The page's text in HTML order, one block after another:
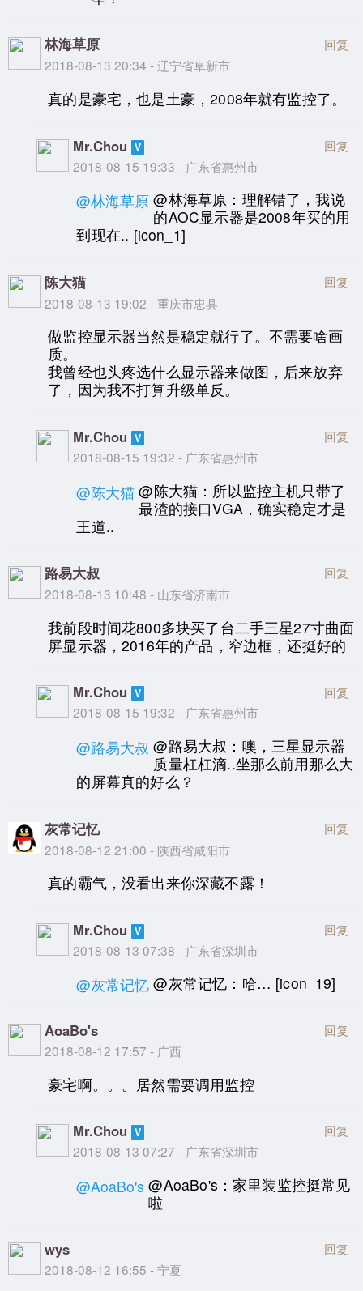
林海草原
2018-08-13 20:34 - 辽宁省阜新市
回复
真的是豪宅，也是土豪，2008年就有监控了。
Mr.Chou
2018-08-15 19:33 - 广东省惠州市
回复
@林海草原 @林海草原：理解错了，我说
的AOC显示器是2008年买的用
到现在.. [icon_1]
陈大猫
2018-08-13 19:02 - 重庆市忠县
回复
做监控显示器当然是稳定就行了。不需要啥画
质。
我曾经也头疼选什么显示器来做图，后来放弃
了，因为我不打算升级单反。
Mr.Chou
2018-08-15 19:32 - 广东省惠州市
回复
@陈大猫 @陈大猫：所以监控主机只带了
最渣的接口VGA，确实稳定才是
王道..
路易大叔
2018-08-13 10:48 - 山东省济南市
回复
我前段时间花800多块买了台二手三星27寸曲面
屏显示器，2016年的产品，窄边框，还挺好的
Mr.Chou
2018-08-15 19:32 - 广东省惠州市
回复
@路易大叔 @路易大叔：噢，三星显示器
质量杠杠滴..坐那么前用那么大
的屏幕真的好么？
灰常记忆
2018-08-12 21:00 - 陕西省咸阳市
回复
真的霸气，没看出来你深藏不露！
Mr.Chou
2018-08-13 07:38 - 广东省深圳市
回复
@灰常记忆 @灰常记忆：哈… [icon_19]
AoaBo's
2018-08-12 17:57 - 广西
回复
豪宅啊。。。居然需要调用监控
Mr.Chou
2018-08-13 07:27 - 广东省深圳市
回复
@AoaBo's @AoaBo's：家里装监控挺常见
啦
wys
2018-08-12 16:55 - 宁夏
回复